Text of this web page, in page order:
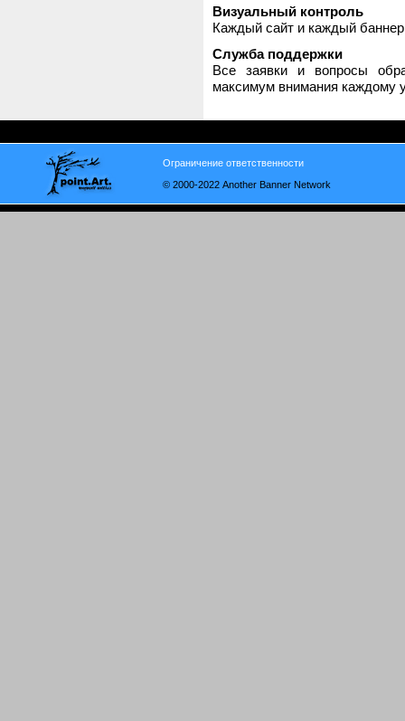
Визуальный контроль
Каждый сайт и каждый
Служба поддержки
Все заявки и вопросы
максимум внимания каждому
Ограничение ответственности
© 2000-2022 Another Banner Network